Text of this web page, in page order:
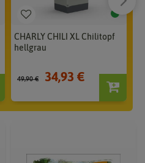
CHARLY CHILI XL Chilitopf
hellgrau
49,90 € 34,93 €